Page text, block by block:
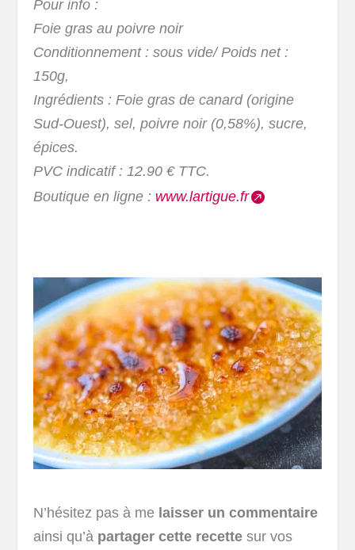
Pour info :
Foie gras au poivre noir
Conditionnement : sous vide/ Poids net :
150g,
Ingrédients : Foie gras de canard (origine
Sud-Ouest), sel, poivre noir (0,58%), sucre,
épices.
PVC indicatif : 12.90 € TTC.
Boutique en ligne : www.lartigue.fr
N’hésitez pas à me laisser un commentaire
ainsi qu’à partager cette recette sur vos